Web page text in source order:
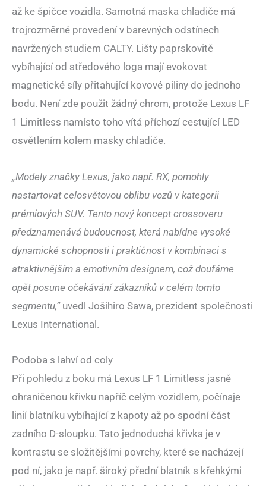
až ke špičce vozidla. Samotná maska chladiče má
trojrozměrné provedení v barevných odstínech
navržených studiem CALTY. Lišty paprskovitě
vybíhající od středového loga mají evokovat
magnetické síly přitahující kovové piliny do jednoho
bodu. Není zde použit žádný chrom, protože Lexus LF
1 Limitless namísto toho vítá příchozí cestující LED
osvětlením kolem masky chladiče.
„Modely značky Lexus, jako např. RX, pomohly
nastartovat celosvětovou oblibu vozů v kategorii
prémiových SUV. Tento nový koncept crossoveru
předznamenává budoucnost, která nabídne vysoké
dynamické schopnosti i praktičnost v kombinaci s
atraktivnějším a emotivním designem, což doufáme
opět posune očekávání zákazníků v celém tomto
segmentu,“uvedl Jošihiro Sawa, prezident společnosti
Lexus International.
Podoba s lahví od coly
Při pohledu z boku má Lexus LF 1 Limitless jasně
ohraničenou křivku napříč celým vozidlem, počínaje
linií blatníku vybíhající z kapoty až po spodní část
zadního D-sloupku. Tato jednoduchá křivka je v
kontrastu se složitějšími povrchy, které se nacházejí
pod ní, jako je např. široký přední blatník s křehkými